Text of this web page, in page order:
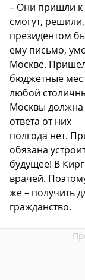
– Они пришли к
смогут,
президентом
ему письмо,
Москве. Пришел
бюджетные
любой
Москвы должна
ответа от них
полгода нет.
обязана
будущее! В
врачей.
же – получить
гражданство.